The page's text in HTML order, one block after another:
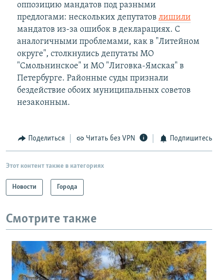
оппозицию мандатов под разными
предлогами: нескольких депутатов лишили
мандатов из-за ошибок в декларациях. С
аналогичными проблемами, как в "Литейном
округе", столкнулись депутаты МО
"Смольнинское" и МО "Лиговка-Ямская" в
Петербурге. Районные суды признали
бездействие обоих муниципальных советов
незаконным.
Поделиться Читать без VPN Подпишитесь
Этот контент также в категориях
Новости Города
Смотрите также